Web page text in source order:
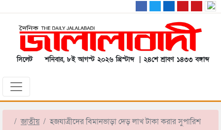
সিলেট শনিবার, ৮ই আগস্ট ২০২৬ খ্রিস্টাব্দ | ২৪শে শ্রাবণ ১৪৩৩ বঙ্গাব্দ
জাতীয় হজযাত্রীদের বিমানভাড়া দেড় লাখ টাকা করার সুপারিশ